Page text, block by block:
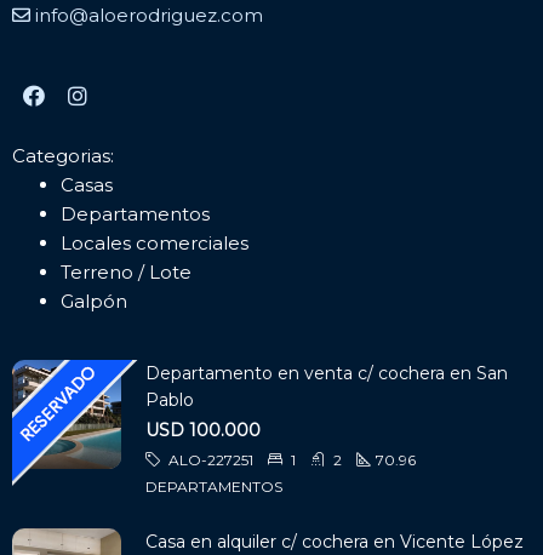
info@aloerodriguez.com
Categorias:
Casas
Departamentos
Locales comerciales
Terreno / Lote
Galpón
Departamento en venta c/ cochera en San
Pablo
USD 100.000
ALO-227251 1 2
70.96
DEPARTAMENTOS
Casa en alquiler c/ cochera en Vicente López